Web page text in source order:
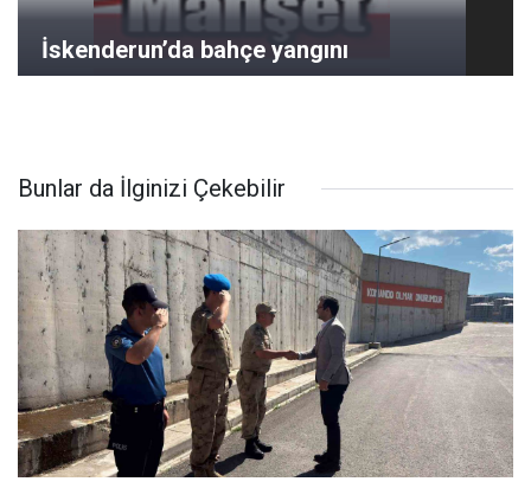
İskenderun’da bahçe yangını
Bunlar da İlginizi Çekebilir